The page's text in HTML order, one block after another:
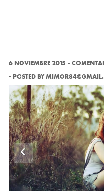
6 NOVIEMBRE 2015
POSTED BY